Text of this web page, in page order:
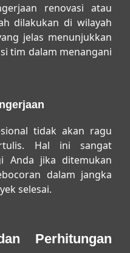
renovasi atau
dilakukan di wilayah
jelas menunjukkan
tim dalam menangani
tidak akan ragu
Hal ini sangat
Anda jika ditemukan
dalam jangka
selesai.
Perhitungan